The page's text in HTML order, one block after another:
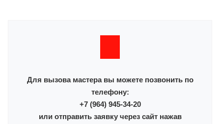
Для вызова мастера вы можете позвонить по
телефону:
+7 (964) 945-34-20
или отправить заявку через сайт нажав